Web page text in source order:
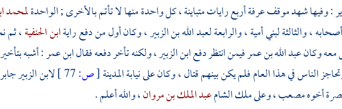
: وفيها شهد موقفعرفةأربع رايات متباينة ، كل واحدة منها لا تأتم بالأخرى ; الواحدةلمحمد
، والثالثة لبني أمية ، والرابعة لعبد الله بن الزبير ، وكان أول من دفع رايةابن الحنفية، ثم
معه وكانعبد الله بن عمرفيمن انتظر دفعابن الزبير، ولكنه تأخر دفعه فقالابن عمر: أشبه
الناس في هذا العام فلم يكن بينهم قتال ، وكان على نيابةالمدينة[ص: لابن الزبير
أخوهمصعب، وعلى ملكالشامعبد الملك بن مروان، والله أعلم .